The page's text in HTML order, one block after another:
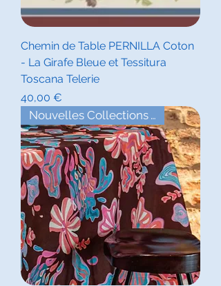
Chemin de Table PERNILLA Coton
- La Girafe Bleue et Tessitura
Toscana Telerie
Prix
40,00 €
Nouvelles Collections Automne